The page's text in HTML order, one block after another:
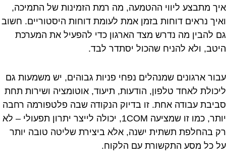
איך מתבצע ליווי ההטמעה, מה רמת הזמינות של התמיכה,
ואיך נראים דוחות בזמן אמת לעומת דוחות היסטוריים. חשוב
גם להבין מה נדרש מצד הארגון כדי להפעיל את המערכת
היטב, ולא להניח שהכול יסתדר לבד.
עבור ארגונים שמנהלים נפחי פניות גבוהים, יש משמעות גם
ליכולת לאחד טלפון, הודעות, תיעוד, אוטומציה ושירות תחת
סביבת עבודה אחת. זו בדיוק הנקודה שבה פלטפורמה רחבה
יותר, כמו זו שמציעה 1COM, יכולה לייצר יתרון תפעולי – לא
רק בהחלפת תשתית ישנה, אלא ביצירת שליטה טובה יותר
על כל מסע התקשורת עם הלקוח.